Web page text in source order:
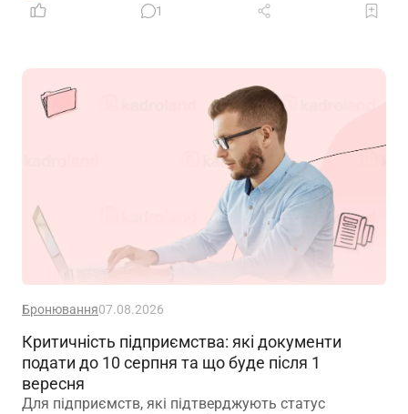
доходу. Саме тому диверсифікація давно
застосовують до пенсійного забезпечення
1
Бронювання07.08.2026
Критичність підприємства: які документи
подати до 10 серпня та що буде після 1
вересня
Для підприємств, які підтверджують статус